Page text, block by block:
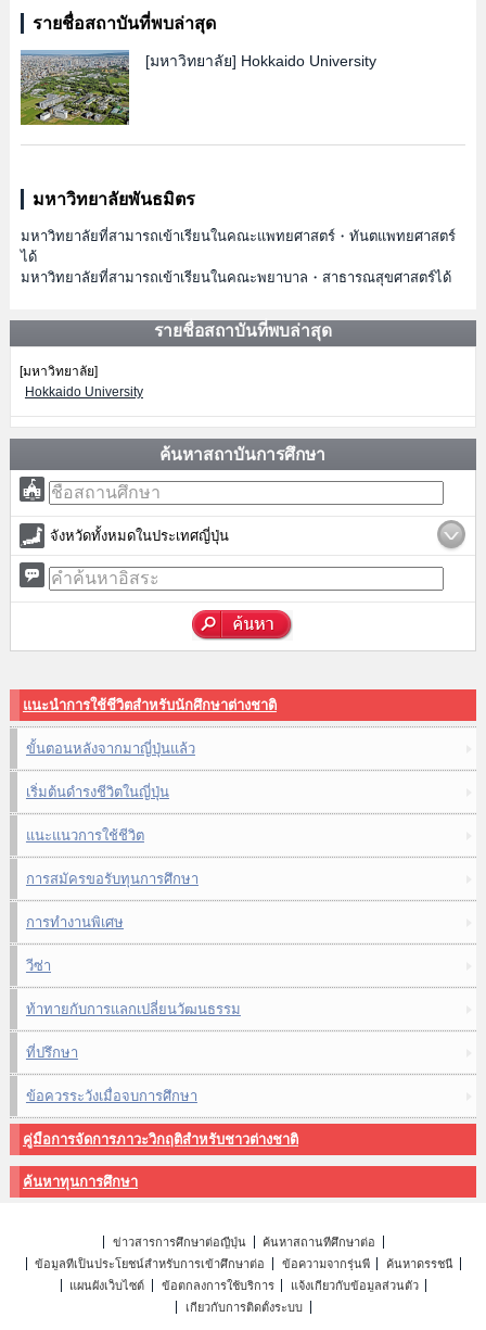
รายชื่อสถาบันที่พบล่าสุด
[มหาวิทยาลัย] Hokkaido University
มหาวิทยาลัยพันธมิตร
มหาวิทยาลัยที่สามารถเข้าเรียนในคณะแพทยศาสตร์・ทันตแพทยศาสตร์
ได้
มหาวิทยาลัยที่สามารถเข้าเรียนในคณะพยาบาล・สาธารณสุขศาสตร์ได้
รายชื่อสถาบันที่พบล่าสุด
[มหาวิทยาลัย]
Hokkaido University
ค้นหาสถาบันการศึกษา
จังหวัดทั้งหมดในประเทศญี่ปุ่น
แนะนำการใช้ชีวิตสำหรับนักศึกษาต่างชาติ
ขั้นตอนหลังจากมาญี่ปุ่นแล้ว
เริ่มต้นดำรงชีวิตในญี่ปุ่น
แนะแนวการใช้ชีวิต
การสมัครขอรับทุนการศึกษา
การทำงานพิเศษ
วีซ่า
ท้าทายกับการแลกเปลี่ยนวัฒนธรรม
ที่ปรึกษา
ข้อควรระวังเมื่อจบการศึกษา
คู่มือการจัดการภาวะวิกฤติสำหรับชาวต่างชาติ
ค้นหาทุนการศึกษา
ข่าวสารการศึกษาต่อญี่ปุ่น
ค้นหาสถานที่ศึกษาต่อ
ข้อมูลที่เป็นประโยชน์สำหรับการเข้าศึกษาต่อ
ข้อความจากรุ่นพี่
ค้นหาดรรชนี
แผนผังเว็บไซต์
ข้อตกลงการใช้บริการ
แจ้งเกี่ยวกับข้อมูลส่วนตัว
เกี่ยวกับการติดตั้งระบบ